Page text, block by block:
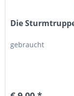
Die
gebraucht